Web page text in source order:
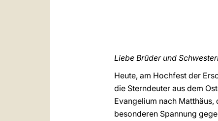
Liebe Brüder und
Heute, am Hochfest der
die Sterndeuter aus dem
Evangelium nach
besonderen Spannung